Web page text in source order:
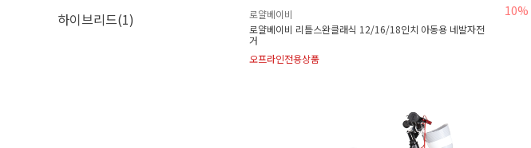
하이브리드(1)
로얄베이비
로얄베이비 리틀스완클래식 12/16/18인치 아동용 네발자전
거
오프라인전용상품
10%